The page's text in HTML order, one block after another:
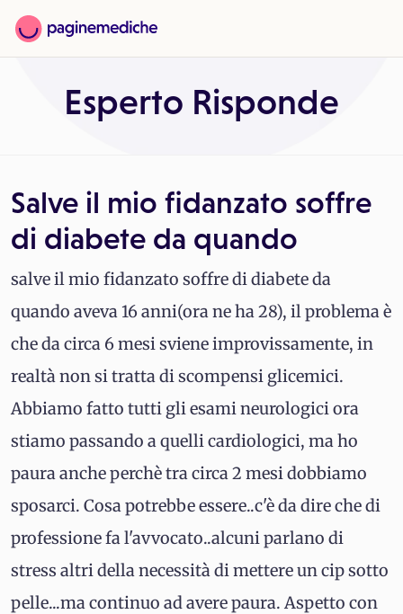
Esperto Risponde
Salve il mio fidanzato soffre
di diabete da quando
salve il mio fidanzato soffre di diabete da
quando aveva 16 anni(ora ne ha 28), il problema è
che da circa 6 mesi sviene improvissamente, in
realtà non si tratta di scompensi glicemici.
Abbiamo fatto tutti gli esami neurologici ora
stiamo passando a quelli cardiologici, ma ho
paura anche perchè tra circa 2 mesi dobbiamo
sposarci. Cosa potrebbe essere..c'è da dire che di
professione fa l'avvocato..alcuni parlano di
stress altri della necessità di mettere un cip sotto
pelle...ma continuo ad avere paura. Aspetto con